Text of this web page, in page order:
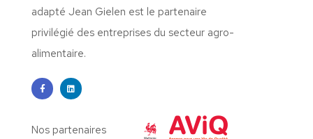
adapté Jean Gielen est le partenaire
privilégié des entreprises du secteur agro-
alimentaire.
Nos partenaires